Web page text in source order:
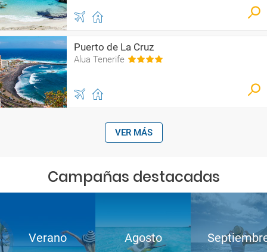
Puerto de La Cruz
Alua Tenerife
VER MÁS
Campañas destacadas
Verano Agosto